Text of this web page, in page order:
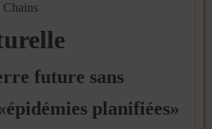
future sans
planifiées»